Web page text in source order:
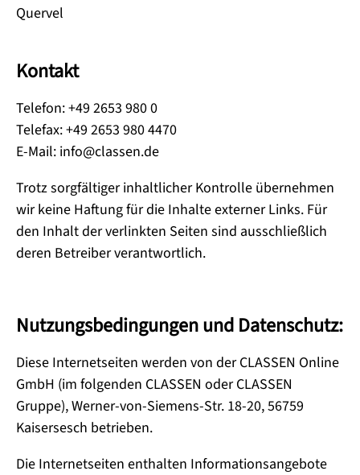
Quervel
Kontakt
Telefon: +49 2653 980 0
Telefax: +49 2653 980 4470
E-Mail: info@classen.de
Trotz sorgfältiger inhaltlicher Kontrolle übernehmen
wir keine Haftung für die Inhalte externer Links. Für
den Inhalt der verlinkten Seiten sind ausschließlich
deren Betreiber verantwortlich.
Nutzungsbedingungen und Datenschutz:
Diese Internetseiten werden von der CLASSEN Online
GmbH (im folgenden CLASSEN oder CLASSEN
Gruppe), Werner-von-Siemens-Str. 18-20, 56759
Kaisersesch betrieben.
Die Internetseiten enthalten Informationsangebote